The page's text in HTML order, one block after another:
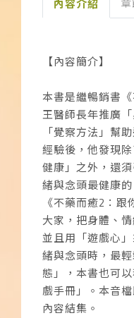
內容介紹
【內容簡介】
本書是繼暢銷書
王醫師長年推廣
「覺察方法」幫
經驗後，他發現
健康」之外，還
緒與念頭最健康
《不藥而癒2：
大家，把身體、
並且用「遊戲心
緒與念頭時，最
態」，本書也可
戲手冊」。本音
內容結集。